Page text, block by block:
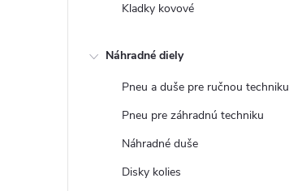
Kladky kovové
Náhradné diely
Pneu a duše pre ručnou techniku
Pneu pre záhradnú techniku
Náhradné duše
Disky kolies